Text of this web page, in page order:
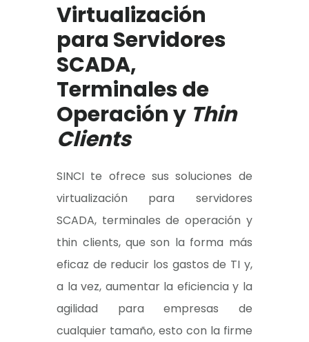
Virtualización
para Servidores
SCADA,
Terminales de
Operación y Thin
Clients
SINCI te ofrece sus soluciones de
virtualización para servidores
SCADA, terminales de operación y
thin clients, que son la forma más
eficaz de reducir los gastos de TI y,
a la vez, aumentar la eficiencia y la
agilidad para empresas de
cualquier tamaño, esto con la firme